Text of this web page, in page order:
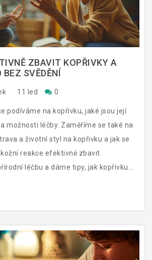
ZBAVIT KOPŘIVKY A
SVĚDĚNÍ
11 led 0
podíváme na kopřivku, jaké jsou její
možnosti léčby. Zaměříme se také na
a životní styl na kopřivku a jak se
reakce efektivně zbavit.
léčbu a dáme tipy, jak kopřivku